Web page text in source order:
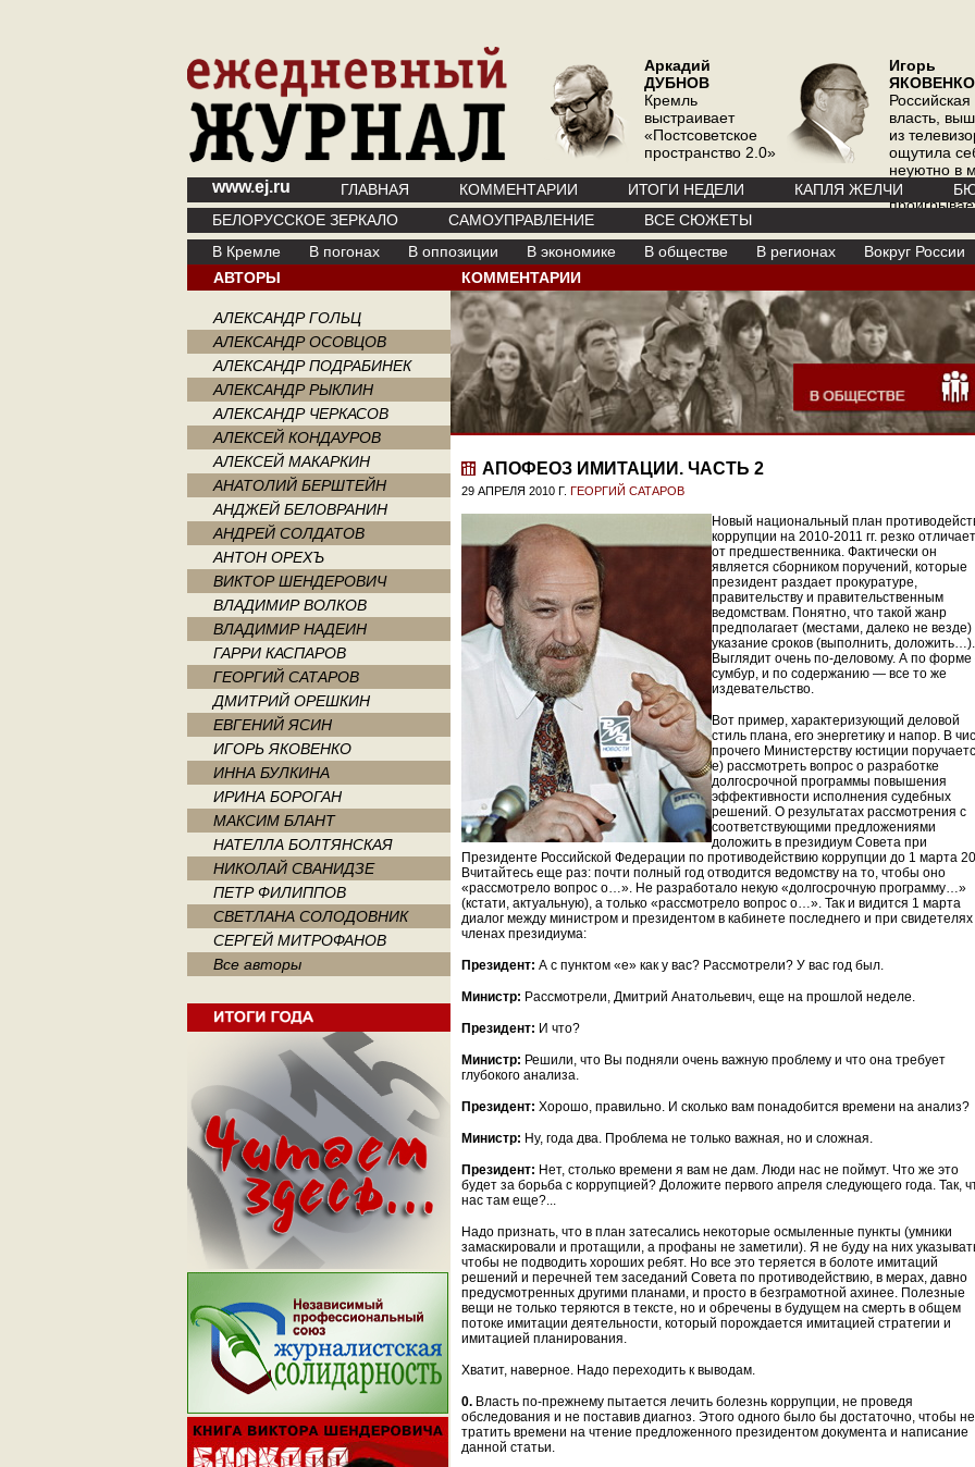
Аркадий
ДУБНОВ
Кремль
выстраивает
«Постсоветское
пространство 2.0»
Игорь
ЯКОВЕНКО
Российская
власть,
из
ощутила
неуютно в
где
www.ej.ru ГЛАВНАЯ КОММЕНТАРИИ ИТОГИ НЕДЕЛИ КАПЛЯ ЖЕЛЧИ
БЕЛОРУССКОЕ ЗЕРКАЛО
САМОУПРАВЛЕНИЕ
ВСЕ СЮЖЕТЫ
В Кремле
В погонах В оппозиции В экономике В обществе В регионах Вокруг России
АВТОРЫ
АЛЕКСАНДР ГОЛЬЦ
АЛЕКСАНДР ОСОВЦОВ
АЛЕКСАНДР ПОДРАБИНЕК
АЛЕКСАНДР РЫКЛИН
АЛЕКСАНДР ЧЕРКАСОВ
АЛЕКСЕЙ КОНДАУРОВ
АЛЕКСЕЙ МАКАРКИН
АНАТОЛИЙ БЕРШТЕЙН
АНДЖЕЙ БЕЛОВРАНИН
АНДРЕЙ СОЛДАТОВ
АНТОН ОРЕХЪ
ВИКТОР ШЕНДЕРОВИЧ
ВЛАДИМИР ВОЛКОВ
ВЛАДИМИР НАДЕИН
ГАРРИ КАСПАРОВ
ГЕОРГИЙ САТАРОВ
ДМИТРИЙ ОРЕШКИН
ЕВГЕНИЙ ЯСИН
ИГОРЬ ЯКОВЕНКО
ИННА БУЛКИНА
ИРИНА БОРОГАН
МАКСИМ БЛАНТ
НАТЕЛЛА БОЛТЯНСКАЯ
НИКОЛАЙ СВАНИДЗЕ
ПЕТР ФИЛИППОВ
СВЕТЛАНА СОЛОДОВНИК
СЕРГЕЙ МИТРОФАНОВ
Все авторы
КОММЕНТАРИИ
АПОФЕОЗ ИМИТАЦИИ. ЧАСТЬ 2
29 АПРЕЛЯ 2010 Г. ГЕОРГИЙ САТАРОВ
Новый национальный план
коррупции на 2010-2011 гг. резко
от предшественника. Фактически он
является сборником поручений, которые
президент раздает прокуратуре,
правительству и правительственным
ведомствам. Понятно, что такой жанр
предполагает (местами, далеко не везде)
указание сроков (выполнить, доложить…).
Выглядит очень по-деловому. А по
сумбур, и по содержанию — все то же
издевательство.
Вот пример, характеризующий деловой
стиль плана, его энергетику и напор. В
прочего Министерству юстиции
е) рассмотреть вопрос о разработке
долгосрочной программы повышения
эффективности исполнения судебных
решений. О результатах рассмотрения с
соответствующими предложениями
доложить в президиум Совета при
Президенте Российской Федерации по противодействию коррупции до 1 марта
Вчитайтесь еще раз: почти полный год отводится ведомству на то, чтобы оно
«рассмотрело вопрос о…». Не разработало некую «долгосрочную программу…»
(кстати, актуальную), а только «рассмотрело вопрос о…». Так и видится 1 марта
диалог между министром и президентом в кабинете последнего и при
членах президиума:
Президент: А с пунктом «е» как у вас? Рассмотрели? У вас год был.
Министр: Рассмотрели, Дмитрий Анатольевич, еще на прошлой неделе.
Президент: И что?
Министр: Решили, что Вы подняли очень важную проблему и что она требует
глубокого анализа.
Президент: Хорошо, правильно. И сколько вам понадобится времени на анализ?
Министр: Ну, года два. Проблема не только важная, но и сложная.
Президент: Нет, столько времени я вам не дам. Люди нас не поймут. Что же это
будет за борьба с коррупцией? Доложите первого апреля следующего года. Так,
нас там еще?...
Надо признать, что в план затесались некоторые осмыленные пункты (умники
замаскировали и протащили, а профаны не заметили). Я не буду на них
чтобы не подводить хороших ребят. Но все это теряется в болоте имитаций
решений и перечней тем заседаний Совета по противодействию, в мерах, давно
предусмотренных другими планами, и просто в безграмотной ахинее. Полезные
вещи не только теряются в тексте, но и обречены в будущем на смерть в общем
потоке имитации деятельности, который порождается имитацией стратегии и
имитацией планирования.
Хватит, наверное. Надо переходить к выводам.
0. Власть по-прежнему пытается лечить болезнь коррупции, не проведя
обследования и не поставив диагноз. Этого одного было бы достаточно, чтобы не
тратить времени на чтение предложенного президентом документа и написание
данной статьи.